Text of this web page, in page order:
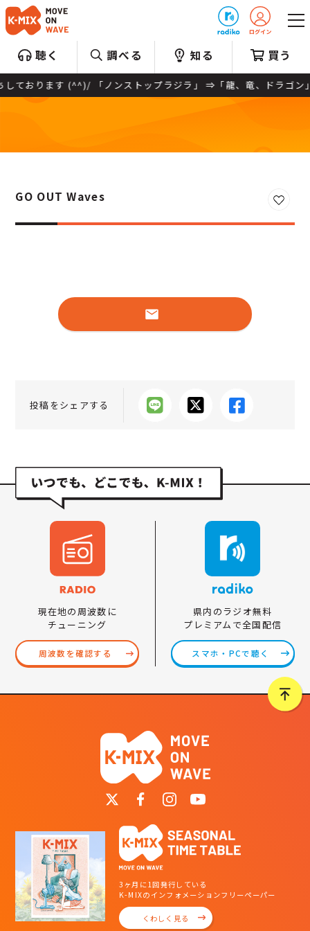
聴く 調べる 知る 買う
ります (^^)/ 「ノンストップラジラ」 ⇒「龍、竜、ドラゴン
GO OUT Waves
投稿をシェアする
現在地の周波数に
チューニング
周波数を確認する
県内のラジオ無料
プレミアムで全国配信
スマホ・PCで聴く
3ヶ月に1回発行している
K-MIXのインフォメーションフリーペーパー
くわしく見る